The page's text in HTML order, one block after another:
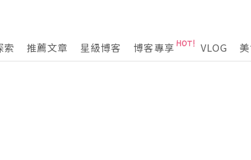
索 推薦文章 星級博客 博客專享 VLOG